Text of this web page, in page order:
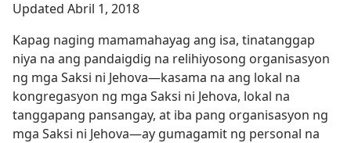
Updated Abril 1, 2018
Kapag naging mamamahayag ang isa, tinatanggap
niya na ang pandaigdig na relihiyosong organisasyon
ng mga Saksi ni Jehova—kasama na ang lokal na
kongregasyon ng mga Saksi ni Jehova, lokal na
tanggapang pansangay, at iba pang organisasyon ng
mga Saksi ni Jehova—ay gumagamit ng personal na